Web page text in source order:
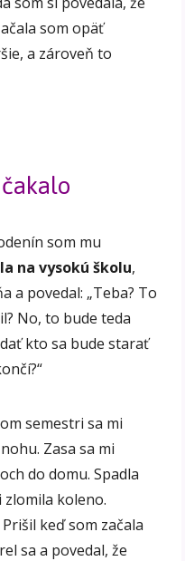
som opäť
a zároveň to
som mu
na vysokú školu,
a povedal: „Teba? To
No, to bude teda
kto sa bude starať
semestri sa mi
Zasa sa mi
do domu. Spadla
zlomila koleno.
keď som začala
sa a povedal, že